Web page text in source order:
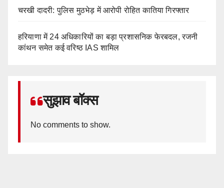
चरखी दादरी: पुलिस मुठभेड़ में आरोपी रोहित कातिया गिरफ्तार
हरियाणा में 24 अधिकारियों का बड़ा प्रशासनिक फेरबदल, रजनी
कांथन समेत कई वरिष्ठ IAS शामिल
सुझाव बॉक्स
No comments to show.